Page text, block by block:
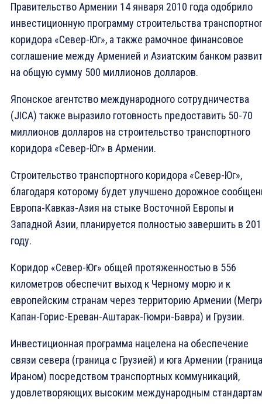
Правительство Армении 14 января 2010 года одобрило
инвестиционную программу строительства
коридора «Север-Юг», а также рамочное финансовое
соглашение между Арменией и Азиатским банком
на общую сумму 500 миллионов долларов.
Японское агентство международного сотрудничества
(JICA) также выразило готовность предоставить 50-70
миллионов долларов на строительство транспортного
коридора «Север-Юг» в Армении.
Строительство транспортного коридора «Север-Юг»,
благодаря которому будет улучшено дорожное
Европа-Кавказ-Азия на стыке Восточной Европы и
Западной Азии, планируется полностью завершить в
году.
Коридор «Север-Юг» общей протяженностью в 556
километров обеспечит выход к Черному морю и к
европейским странам через территорию Армении
Капан-Горис-Ереван-Аштарак-Гюмри-Бавра) и Грузии.
Инвестиционная программа нацелена на обеспечение
связи севера (граница с Грузией) и юга Армении
Ираном) посредством транспортных коммуникаций,
удовлетворяющих высоким международным